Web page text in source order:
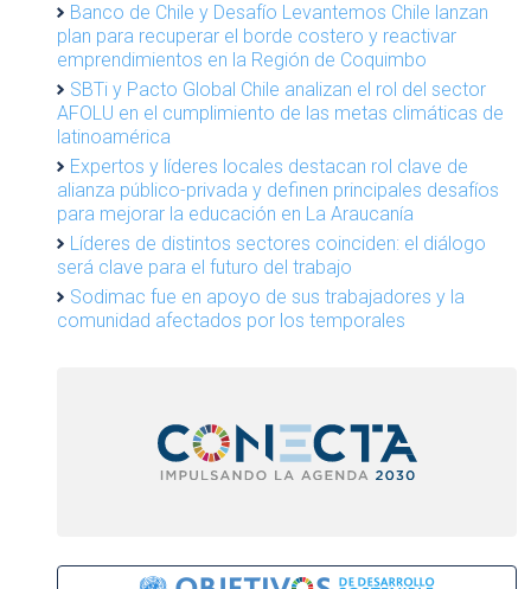
Banco de Chile y Desafío Levantemos Chile lanzan
plan para recuperar el borde costero y reactivar
emprendimientos en la Región de Coquimbo
SBTi y Pacto Global Chile analizan el rol del sector
AFOLU en el cumplimiento de las metas climáticas de
latinoamérica
Expertos y líderes locales destacan rol clave de
alianza público-privada y definen principales desafíos
para mejorar la educación en La Araucanía
Líderes de distintos sectores coinciden: el diálogo
será clave para el futuro del trabajo
Sodimac fue en apoyo de sus trabajadores y la
comunidad afectados por los temporales